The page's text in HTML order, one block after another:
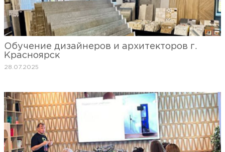
Обучение дизайнеров и архитекторов г.
Красноярск
28.07.2025